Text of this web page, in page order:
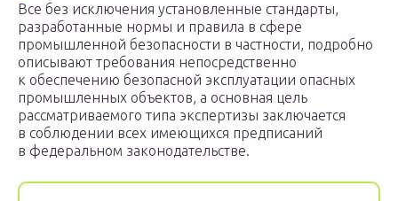
Все без исключения установленные стандарты,
разработанные нормы и правила в сфере
промышленной безопасности в частности, подробно
описывают требования непосредственно
к обеспечению безопасной эксплуатации опасных
промышленных объектов, а основная цель
рассматриваемого типа экспертизы заключается
в соблюдении всех имеющихся предписаний
в федеральном законодательстве.